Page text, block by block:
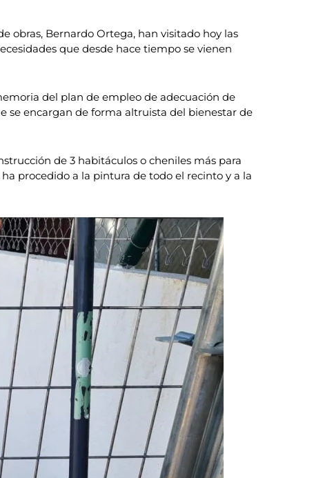
obras, Bernardo Ortega, han visitado hoy las
que desde hace tiempo se vienen
del plan de empleo de adecuación de
se encargan de forma altruista del bienestar de
de 3 habitáculos o cheniles más para
procedido a la pintura de todo el recinto y a la